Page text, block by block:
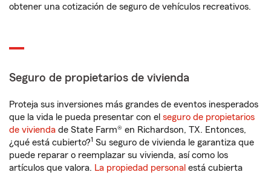
obtener una cotización de seguro de vehículos recreativos.
Seguro de propietarios de vivienda
Proteja sus inversiones más grandes de eventos inesperados
que la vida le pueda presentar con el seguro de propietarios
de vivienda de State Farm® en Richardson, TX. Entonces,
¿qué está cubierto?1 Su seguro de vivienda le garantiza que
puede reparar o reemplazar su vivienda, así como los
artículos que valora. La propiedad personal está cubierta